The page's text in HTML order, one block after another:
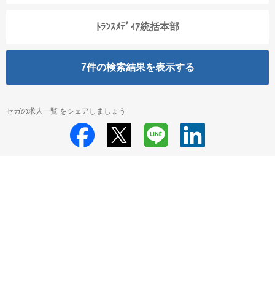
ﾄﾗﾝｽﾒﾃﾞｨｱ統括本部
7件の検索結果を表示する
セガの求人一覧 をシェアしましょう